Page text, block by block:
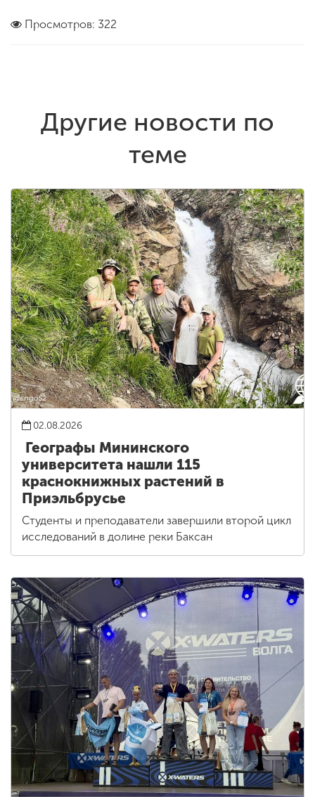
Просмотров: 322
Другие новости по
теме
02.08.2026
Географы Мининского
университета нашли 115
краснокнижных растений в
Приэльбрусье
Студенты и преподаватели завершили второй цикл
исследований в долине реки Баксан